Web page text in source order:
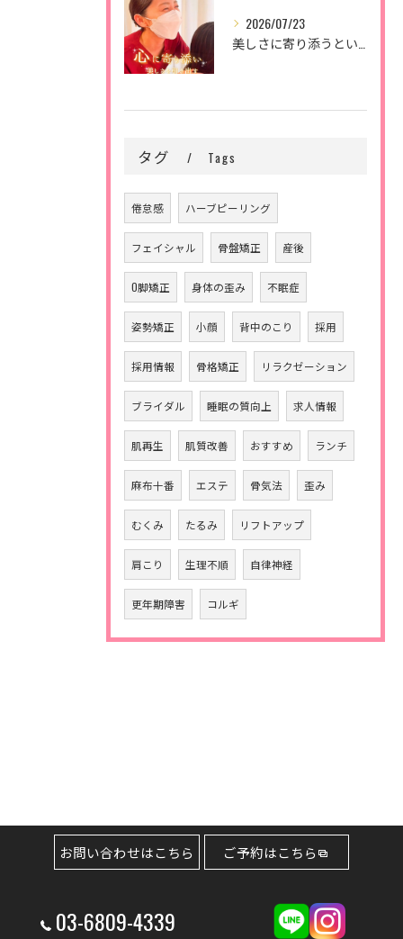
2026/07/23
タグ Tags
倦怠感 ハーブピーリング
フェイシャル 骨盤矯正 産後
O脚矯正 身体の歪み 不眠症
姿勢矯正 小顔 背中のこり 採用
採用情報 骨格矯正 リラクゼーション
ブライダル 睡眠の質向上 求人情報
肌再生 肌質改善 おすすめ ランチ
麻布十番 エステ 骨気法 歪み
むくみ たるみ リフトアップ
肩こり 生理不順 自律神経
更年期障害 コルギ
03-6809-4339
お問い合わせはこちら ご予約はこちら